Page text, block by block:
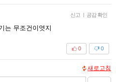
신고 | 공감 확인
는 무조건이엿지
0
0
새로고침